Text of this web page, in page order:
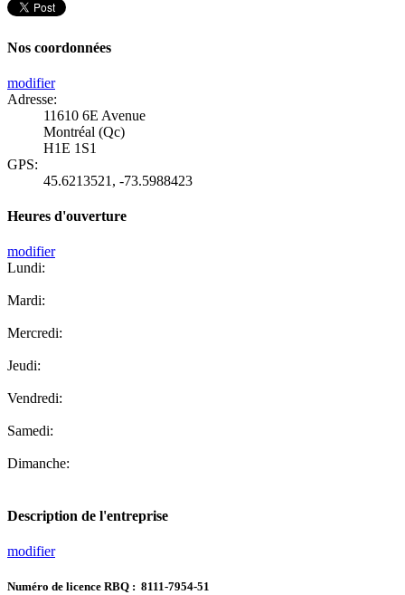
Nos coordonnées
modifier
Adresse:
11610 6E Avenue
Montréal (Qc)
H1E 1S1
GPS:
45.6213521 , -73.5988423
Heures d'ouverture
modifier
Lundi:
Mardi:
Mercredi:
Jeudi:
Vendredi:
Samedi:
Dimanche:
Description de l'entreprise
modifier
Numéro de licence RBQ : 8111-7954-51